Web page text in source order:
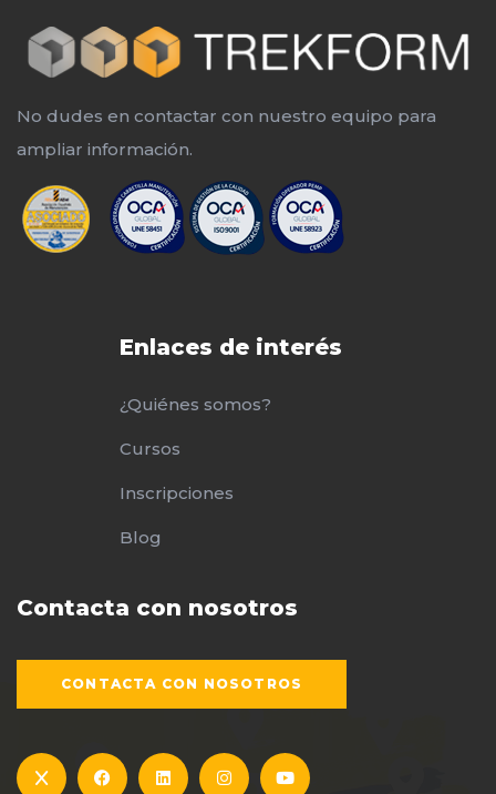
No dudes en contactar con nuestro equipo para
ampliar información.
Enlaces de interés
¿Quiénes somos?
Cursos
Inscripciones
Blog
Contacta con nosotros
CONTACTA CON NOSOTROS